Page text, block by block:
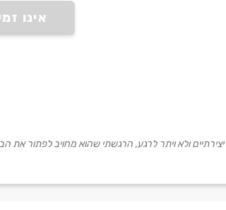
אינו
ולא ויתר לרגע, הרגשתי שהוא מחויב לפתור את